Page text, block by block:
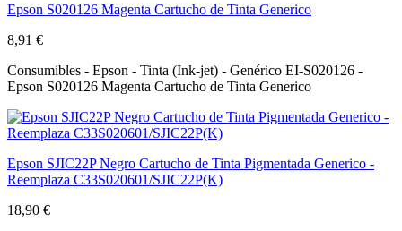
Epson S020126 Magenta Cartucho de Tinta Generico
8,91 €
Consumibles - Epson - Tinta (Ink-jet) - Genérico EI-S020126 -
Epson S020126 Magenta Cartucho de Tinta Generico
Epson SJIC22P Negro Cartucho de Tinta Pigmentada Generico -
Reemplaza C33S020601/SJIC22P(K)
18,90 €